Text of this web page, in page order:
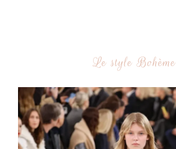
Le style Bohème